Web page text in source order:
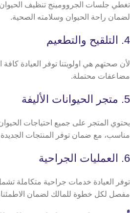
تغطي جلسات الجروومينج تنظيف
لضمان راحة الحيوان وسلامته الصحية.
4. التلقيح والتطعيم
لأن صحتهم هي اولويتنا توفر العيادة
مضاعفات محتملة.
5. متجر الحيوانات الأليفة
يحتوي المتجر على جميع احتياجات
مناسب، مع ضمان توفر المنتجات
6. العمليات الجراحية
توفر العيادة خدمات جراحية متكاملة
مفصل لكل خطوة للمالك لضمان